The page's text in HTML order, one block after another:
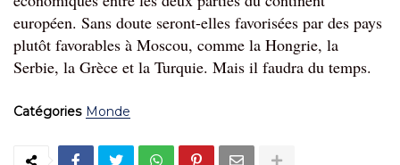
européen. Sans doute seront-elles favorisées par des pays
plutôt favorables à Moscou, comme la Hongrie, la
Serbie, la Grèce et la Turquie. Mais il faudra du temps.
Catégories Monde